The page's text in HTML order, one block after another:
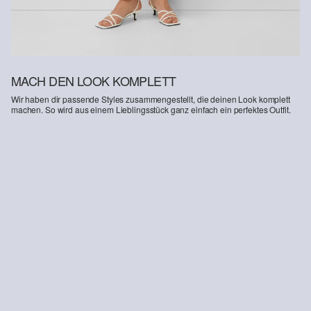
MACH DEN LOOK KOMPLETT
Wir haben dir passende Styles zusammengestellt, die deinen Look komplett
machen. So wird aus einem Lieblingsstück ganz einfach ein perfektes Outfit.